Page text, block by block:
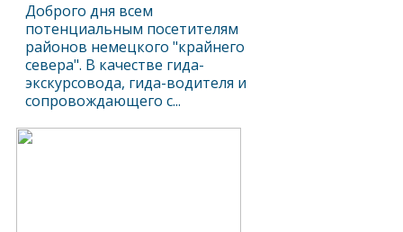
Доброго дня всем
потенциальным посетителям
районов немецкого "крайнего
севера". В качестве гида-
экскурсовода, гида-водителя и
сопровождающего с...